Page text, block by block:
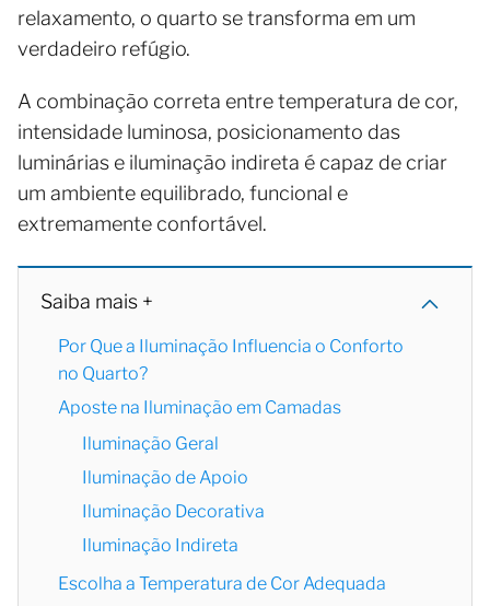
relaxamento, o quarto se transforma em um
verdadeiro refúgio.
A combinação correta entre temperatura de cor,
intensidade luminosa, posicionamento das
luminárias e iluminação indireta é capaz de criar
um ambiente equilibrado, funcional e
extremamente confortável.
Saiba mais +
Por Que a Iluminação Influencia o Conforto
no Quarto?
Aposte na Iluminação em Camadas
Iluminação Geral
Iluminação de Apoio
Iluminação Decorativa
Iluminação Indireta
Escolha a Temperatura de Cor Adequada